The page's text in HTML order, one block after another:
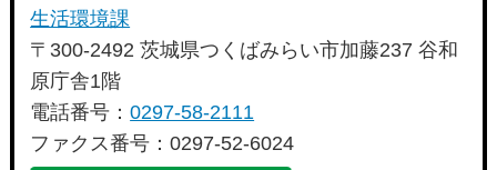
生活環境課
〒300-2492 茨城県つくばみらい市加藤237 谷和
原庁舎1階
電話番号：0297-58-2111
ファクス番号：0297-52-6024